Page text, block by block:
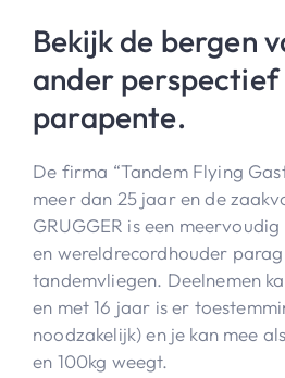
Bekijk de bergen
ander perspectief
parapente.
De firma “Tandem Flying
meer dan 25 jaar en de
GRUGGER is een
en wereldrecordhouder
tandemvliegen. Deelnemen
en met 16 jaar is er
noodzakelijk) en je kan mee
en 100kg weegt.